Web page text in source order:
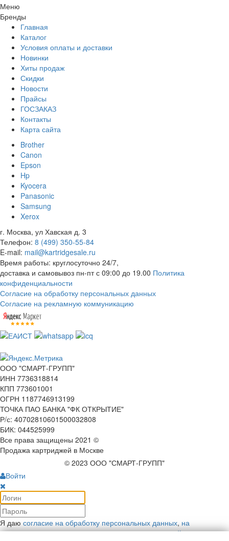
Меню
Бренды
Главная
Каталог
Условия оплаты и доставки
Новинки
Хиты продаж
Скидки
Новости
Прайсы
ГОСЗАКАЗ
Контакты
Карта сайта
Brother
Canon
Epson
Hp
Kyocera
Panasonic
Samsung
Xerox
г. Москва, ул Хавская д. 3
Телефон: 8 (499) 350-55-84
E-mail: mail@kartridgesale.ru
Время работы: круглосуточно 24/7,
доставка и самовывоз пн-пт с 09:00 до 19.00 Политика
конфиденциальности
Согласие на обработку персональных данных
Согласие на рекламную коммуникацию
ООО "СМАРТ-ГРУПП"
ИНН 7736318814
КПП 773601001
ОГРН 1187746913199
ТОЧКА ПАО БАНКА "ФК ОТКРЫТИЕ"
Р/с: 40702810601500032808
БИК: 044525999
Все права защищены 2021 ©
Продажа картриджей в Москве
© 2023 ООО "СМАРТ-ГРУПП"
Войти
Я даю согласие на обработку персональных данных, на
рекламную коммуникациюи соглашаюсь сполитикой